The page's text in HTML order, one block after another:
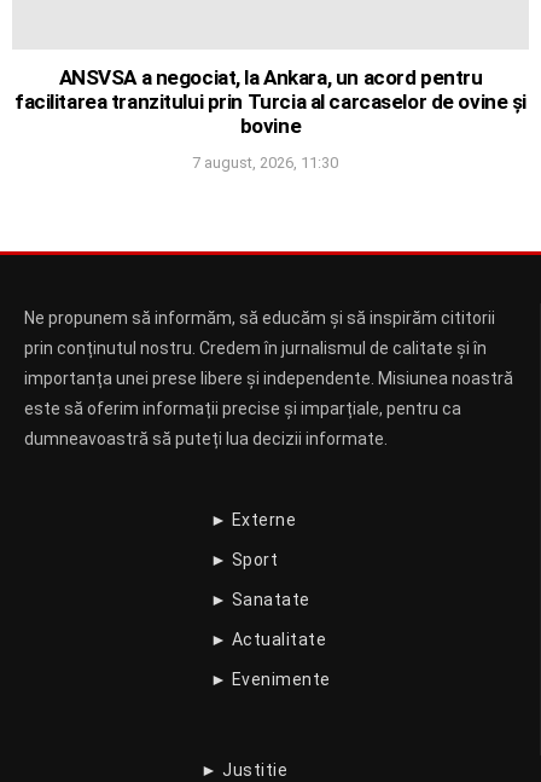
ANSVSA a negociat, la Ankara, un acord pentru
facilitarea tranzitului prin Turcia al carcaselor de ovine și
bovine
7 august, 2026, 11:30
Ne propunem să informăm, să educăm și să inspirăm cititorii
prin conținutul nostru. Credem în jurnalismul de calitate și în
importanța unei prese libere și independente. Misiunea noastră
este să oferim informații precise și imparțiale, pentru ca
dumneavoastră să puteți lua decizii informate.
► Externe
► Sport
► Sanatate
► Actualitate
► Evenimente
► Justitie